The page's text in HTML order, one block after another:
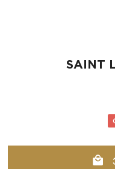
SAINT